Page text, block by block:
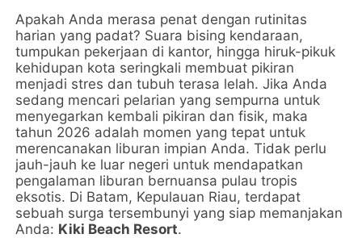
Apakah Anda merasa penat dengan rutinitas
harian yang padat? Suara bising kendaraan,
tumpukan pekerjaan di kantor, hingga hiruk-pikuk
kehidupan kota seringkali membuat pikiran
menjadi stres dan tubuh terasa lelah. Jika Anda
sedang mencari pelarian yang sempurna untuk
menyegarkan kembali pikiran dan fisik, maka
tahun 2026 adalah momen yang tepat untuk
merencanakan liburan impian Anda. Tidak perlu
jauh-jauh ke luar negeri untuk mendapatkan
pengalaman liburan bernuansa pulau tropis
eksotis. Di Batam, Kepulauan Riau, terdapat
sebuah surga tersembunyi yang siap memanjakan
Anda: Kiki Beach Resort.